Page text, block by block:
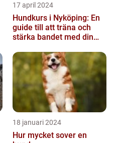
17 april 2024
Hundkurs i Nyköping: En
guide till att träna och
stärka bandet med din
18 januari 2024
Hur mycket sover en